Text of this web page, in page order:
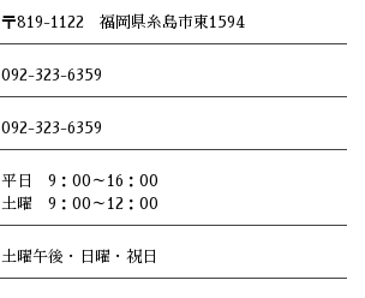
〒819-1122 福岡県糸島市東1594
092-323-6359
092-323-6359
平日 9：00～16：00
土曜 9：00～12：00
土曜午後・日曜・祝日